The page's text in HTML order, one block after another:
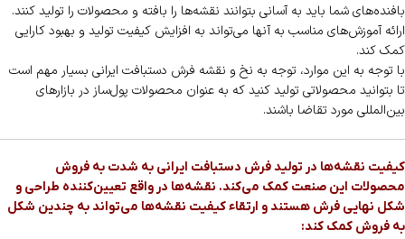
بافنده‌های شما باید به آسانی بتوانند نقشه‌ها را بافته و محصولات را تولید کنند.
ارائه آموزش‌های مناسب به آنها می‌تواند به افزایش کیفیت تولید و بهبود کارایی
کمک کند.
با توجه به این موارد، توجه به نخ و نقشه فرش دستبافت ایرانی بسیار مهم است
تا بتوانید محصولاتی تولید کنید که به عنوان محصولات پول‌ساز در بازارهای
بین‌المللی مورد تقاضا باشند.
کیفیت نقشه‌ها در تولید فرش دستبافت ایرانی به شدت به فروش
محصولات این صنعت کمک می‌کند. نقشه‌ها در واقع تعیین‌کننده طراحی و
شکل نهایی فرش هستند و ارتقاء کیفیت نقشه‌ها می‌تواند به چندین شکل
به فروش کمک کند: